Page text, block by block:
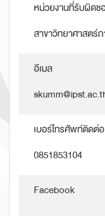
หน่วยงานที่รับผิดช
สาขาวิทยาศาสตร์
อีเมล
เบอร์โทรศัพท์ติดต่อ
0851853104
Facebook